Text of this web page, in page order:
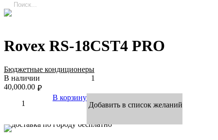
Rovex RS-18CST4 PRO
Бюджетные кондиционеры
В наличии
1
₽
40,000.00
В корзину
Добавить в список желаний